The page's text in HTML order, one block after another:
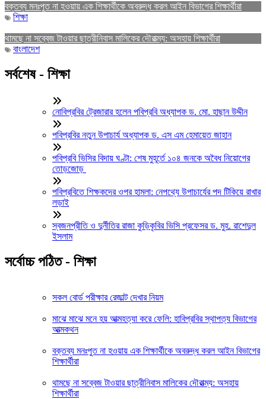
বক্তব্য মনঃপুত না হওয়ায় এক শিক্ষার্থীকে অবরুদ্ধ করল আইন বিভাগের শিক্ষার্থীরা
শিক্ষা
থামছে না সব্বেজ টাওয়ার ছাত্রীনিবাস মালিকের দৌরাত্ম্য: অসহায় শিক্ষার্থীরা
বাংলাদেশ
সর্বশেষ - শিক্ষা
নোবিপ্রবির ট্রেজারার হলেন পবিপ্রবি অধ্যাপক ড. মো. হাছান উদ্দীন
পবিপ্রবির নতুন উপাচার্য অধ্যাপক ড. এস এম হেমায়েত জাহান
পবিপ্রবি ভিসির বিদায় ঘণ্টা: শেষ মুহূর্তে ১০৪ জনকে অবৈধ নিয়োগের
তোড়জোড়
পবিপ্রবিতে শিক্ষকদের ওপর হামলা: নেপথ্যে উপাচার্যের পদ টিকিয়ে রাখার
লড়াই
স্বজনপ্রীতি ও দুর্নীতির রাজা কুড়িকৃবির ভিসি প্রফেসর ড. মুহ. রাশেদুল
ইসলাম
সর্বোচ্চ পঠিত - শিক্ষা
সকল বোর্ড পরীক্ষার রেজাল্ট দেখার নিয়ম
মাঝে মাঝে মনে হয় আত্মহত্যা করে ফেলি: হাবিপ্রবির স্থাপত্য বিভাগের
আত্মকথন
বক্তব্য মনঃপুত না হওয়ায় এক শিক্ষার্থীকে অবরুদ্ধ করল আইন বিভাগের
শিক্ষার্থীরা
থামছে না সব্বেজ টাওয়ার ছাত্রীনিবাস মালিকের দৌরাত্ম্য: অসহায়
শিক্ষার্থীরা